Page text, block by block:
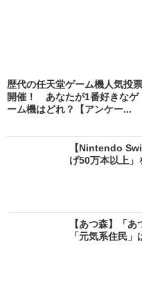
歴代の任天堂ゲーム機人気投票
開催！ あなたが1番好きなゲ
ーム機はどれ？【アンケー...
【Nintendo
げ50万本以上」
【あつ森】「
「元気系住民